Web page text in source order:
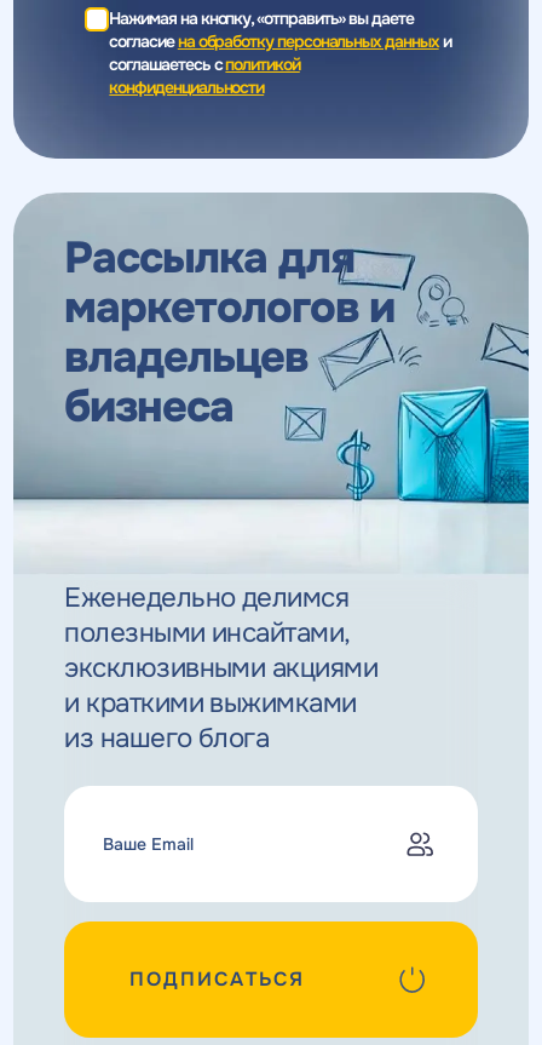
Нажимая на кнопку, «отправить» вы даете
согласиена обработку персональных данныхи
соглашаетесь cполитикой
конфиденциальности
Рассылка для
маркетологови
владельцев
бизнеса
Еженедельно делимся
полезными инсайтами,
эксклюзивными акциями
и краткими выжимками
из нашего блога
ПОДПИСАТЬСЯ